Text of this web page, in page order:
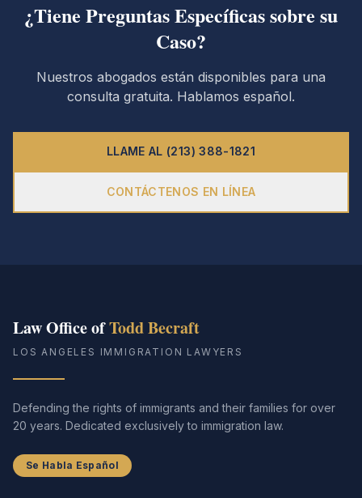
¿Tiene Preguntas Específicas sobre su
Caso?
Nuestros abogados están disponibles para una
consulta gratuita. Hablamos español.
LLAME AL (213) 388-1821
CONTÁCTENOS EN LÍNEA
Law Office ofTodd Becraft
LOS ANGELES IMMIGRATION LAWYERS
Defending the rights of immigrants and their families for over
20 years. Dedicated exclusively to immigration law.
Se Habla Español